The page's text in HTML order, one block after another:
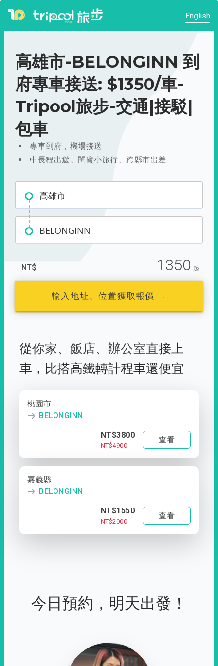
English
高雄市-BELONGINN 到
府專車接送: $1350/車-
Tripool旅步-交通|接駁|
包車
專車到府，機場接送
中長程出遊、閨蜜小旅行、跨縣市出差
高雄市
BELONGINN
NT$ 1350 起
輸入地址、位置獲取報價 →
從你家、 飯店、 辦公室直接上
車， 比搭高鐵轉計程車還便宜
桃園市
BELONGINN
NT$3800
NT$4900
查看
嘉義縣
BELONGINN
NT$1550
NT$2000
查看
今日預約，明天出發！